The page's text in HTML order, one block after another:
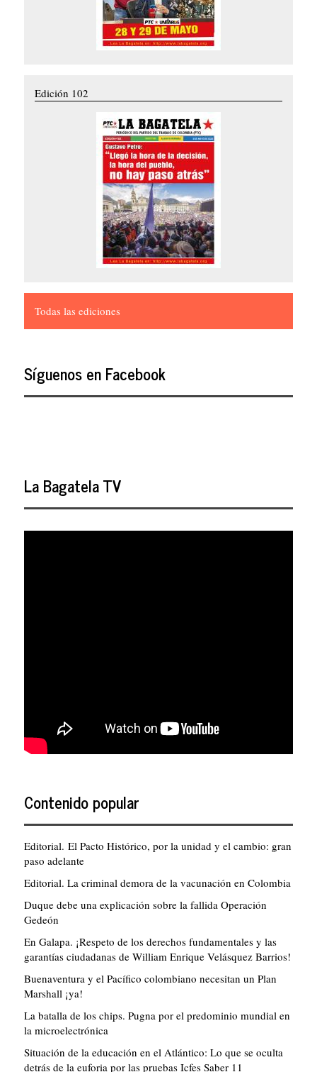
Edición 102
Todas las ediciones
Síguenos en Facebook
La Bagatela TV
Contenido popular
Editorial. El Pacto Histórico, por la unidad y el cambio: gran
paso adelante
Editorial. La criminal demora de la vacunación en Colombia
Duque debe una explicación sobre la fallida Operación
Gedeón
En Galapa. ¡Respeto de los derechos fundamentales y las
garantías ciudadanas de William Enrique Velásquez Barrios!
Buenaventura y el Pacífico colombiano necesitan un Plan
Marshall ¡ya!
La batalla de los chips. Pugna por el predominio mundial en
la microelectrónica
Situación de la educación en el Atlántico: Lo que se oculta
detrás de la euforia por las pruebas Icfes Saber 11